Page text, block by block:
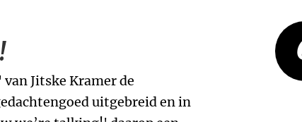
Jitske Kramer de
uitgebreid en in